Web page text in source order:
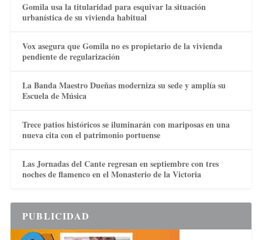
Gomila usa la titularidad para esquivar la situación
urbanística de su vivienda habitual
Vox asegura que Gomila no es propietario de la vivienda
pendiente de regularización
La Banda Maestro Dueñas moderniza su sede y amplía su
Escuela de Música
Trece patios históricos se iluminarán con mariposas en una
nueva cita con el patrimonio portuense
Las Jornadas del Cante regresan en septiembre con tres
noches de flamenco en el Monasterio de la Victoria
PUBLICIDAD